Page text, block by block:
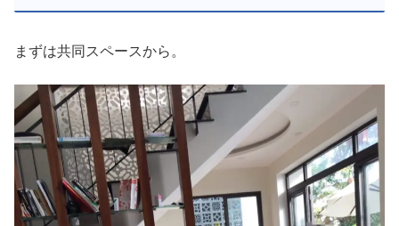
まずは共同スペースから。